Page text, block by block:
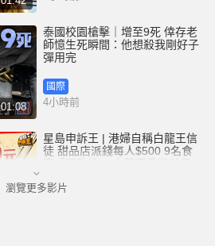
01:08
泰國校園槍擊｜增至9死 倖存老
師憶生死瞬間：他想殺我剛好子
彈用完
國際
4小時前
星島申訴王 | 港婦自稱白龍王信
徒 甜品店派錢每人$500 9名食
客「唔敢拎」 白龍王香港弟子親
港聞
瀏覽更多影片